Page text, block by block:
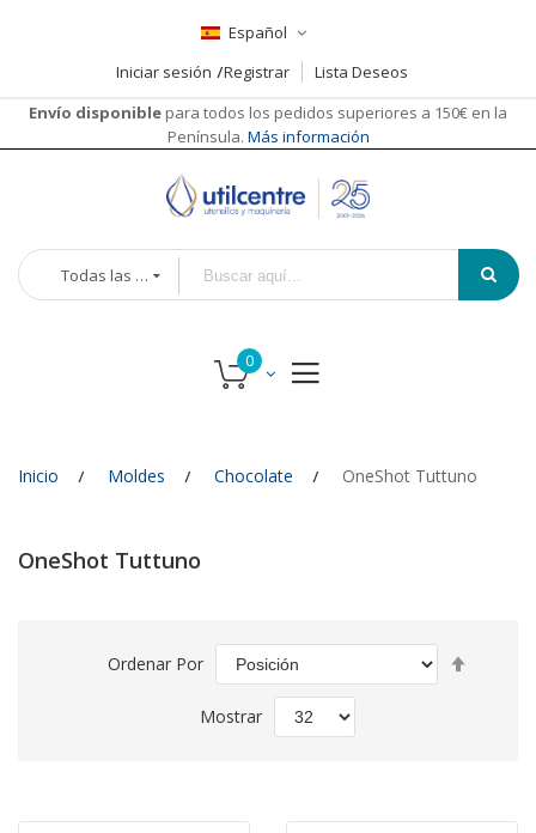
Español
Iniciar sesión
Registrar
Lista Deseos
Envío disponible para todos los pedidos superiores a 150€ en la
Península. Más información
Todas las categorías
Inicio Moldes Chocolate OneShot Tuttuno
OneShot Tuttuno
Ordenar Por
Mostrar